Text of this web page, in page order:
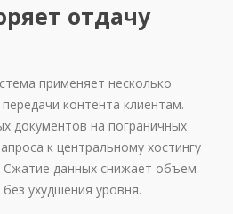
отдачу
применяет несколько
контента клиентам.
документов на пограничных
к центральному хостингу
данных снижает объем
ухудшения уровня.